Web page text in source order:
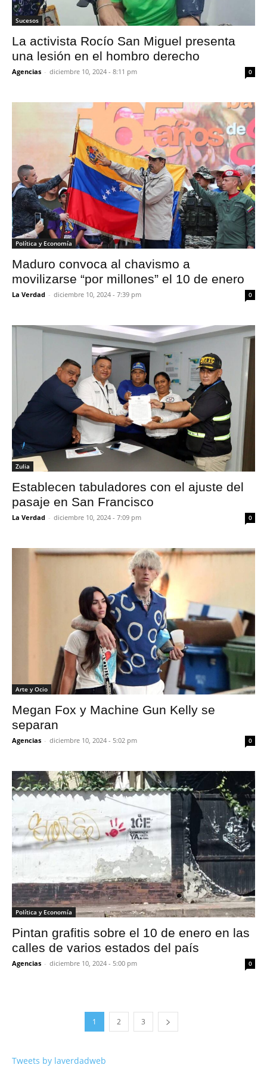
Sucesos
La activista Rocío San Miguel presenta
una lesión en el hombro derecho
Agencias - diciembre 10, 2024 - 8:11 pm 0
Política y Economía
Maduro convoca al chavismo a
movilizarse “por millones” el 10 de enero
La Verdad - diciembre 10, 2024 - 7:39 pm 0
Zulia
Establecen tabuladores con el ajuste del
pasaje en San Francisco
La Verdad - diciembre 10, 2024 - 7:09 pm 0
Arte y Ocio
Megan Fox y Machine Gun Kelly se
separan
Agencias - diciembre 10, 2024 - 5:02 pm 0
Política y Economía
Pintan grafitis sobre el 10 de enero en las
calles de varios estados del país
Agencias - diciembre 10, 2024 - 5:00 pm 0
1 2 3
Tweets by laverdadweb